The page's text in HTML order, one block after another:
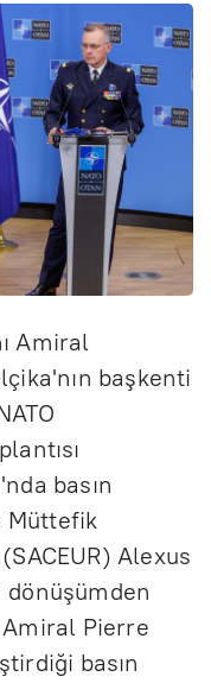
Amiral
başkenti
basın
Müttefik
Alexus
dönüşümden
Pierre
basın